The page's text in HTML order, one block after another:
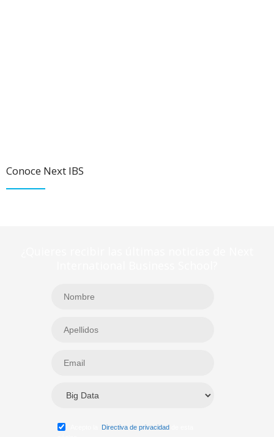
Conoce Next IBS
Directiva de privacidad